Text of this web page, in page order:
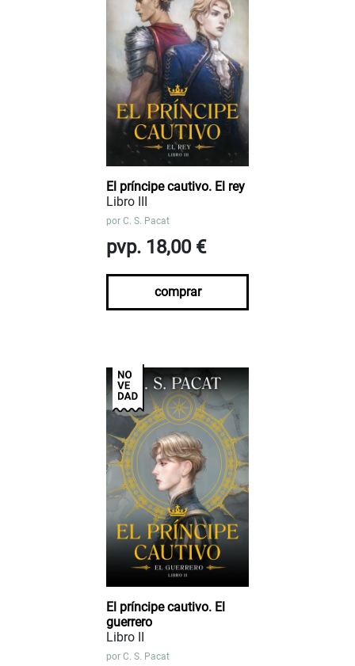
El príncipe cautivo. El rey
Libro III
por C. S. Pacat
pvp. 18,00 €
comprar
El príncipe cautivo. El
guerrero
Libro II
por C. S. Pacat